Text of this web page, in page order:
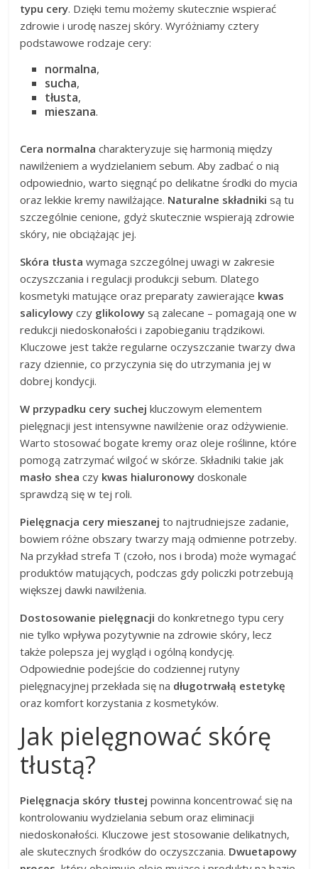
typu cery. Dzięki temu możemy skutecznie wspierać
zdrowie i urodę naszej skóry. Wyróżniamy cztery
podstawowe rodzaje cery:
normalna,
sucha,
tłusta,
mieszana.
Cera normalna charakteryzuje się harmonią między
nawilżeniem a wydzielaniem sebum. Aby zadbać o nią
odpowiednio, warto sięgnąć po delikatne środki do mycia
oraz lekkie kremy nawilżające. Naturalne składniki są tu
szczególnie cenione, gdyż skutecznie wspierają zdrowie
skóry, nie obciążając jej.
Skóra tłusta wymaga szczególnej uwagi w zakresie
oczyszczania i regulacji produkcji sebum. Dlatego
kosmetyki matujące oraz preparaty zawierające kwas
salicylowy czy glikolowy są zalecane – pomagają one w
redukcji niedoskonałości i zapobieganiu trądzikowi.
Kluczowe jest także regularne oczyszczanie twarzy dwa
razy dziennie, co przyczynia się do utrzymania jej w
dobrej kondycji.
W przypadku cery suchej kluczowym elementem
pielęgnacji jest intensywne nawilżenie oraz odżywienie.
Warto stosować bogate kremy oraz oleje roślinne, które
pomogą zatrzymać wilgoć w skórze. Składniki takie jak
masło shea czy kwas hialuronowy doskonale
sprawdzą się w tej roli.
Pielęgnacja cery mieszanej to najtrudniejsze zadanie,
bowiem różne obszary twarzy mają odmienne potrzeby.
Na przykład strefa T (czoło, nos i broda) może wymagać
produktów matujących, podczas gdy policzki potrzebują
większej dawki nawilżenia.
Dostosowanie pielęgnacji do konkretnego typu cery
nie tylko wpływa pozytywnie na zdrowie skóry, lecz
także polepsza jej wygląd i ogólną kondycję.
Odpowiednie podejście do codziennej rutyny
pielęgnacyjnej przekłada się na długotrwałą estetykę
oraz komfort korzystania z kosmetyków.
Jak pielęgnować skórę
tłustą?
Pielęgnacja skóry tłustej powinna koncentrować się na
kontrolowaniu wydzielania sebum oraz eliminacji
niedoskonałości. Kluczowe jest stosowanie delikatnych,
ale skutecznych środków do oczyszczania. Dwuetapowy